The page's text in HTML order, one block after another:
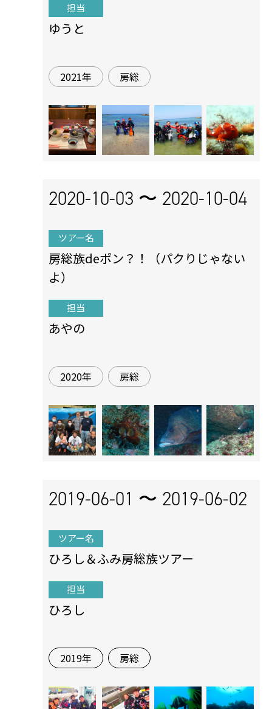
担当
ゆうと
2021年 房総
2020-10-03 〜 2020-10-04
ツアー名
房総族deポン？！（パクりじゃない
よ）
担当
あやの
2020年 房総
2019-06-01 〜 2019-06-02
ツアー名
ひろし＆ふみ房総族ツアー
担当
ひろし
2019年 房総